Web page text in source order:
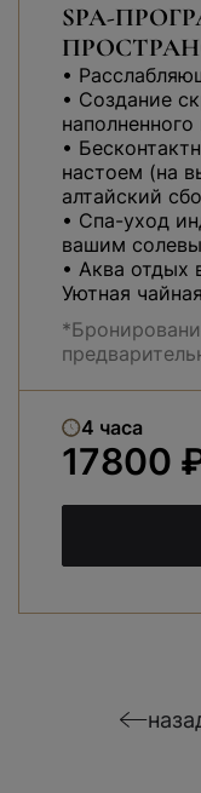
SPA-
•
• Создание
•
настоем (на
алтайский
• Спа-уход
вашим
• Аква отдых
Уютная
4 часа
17800